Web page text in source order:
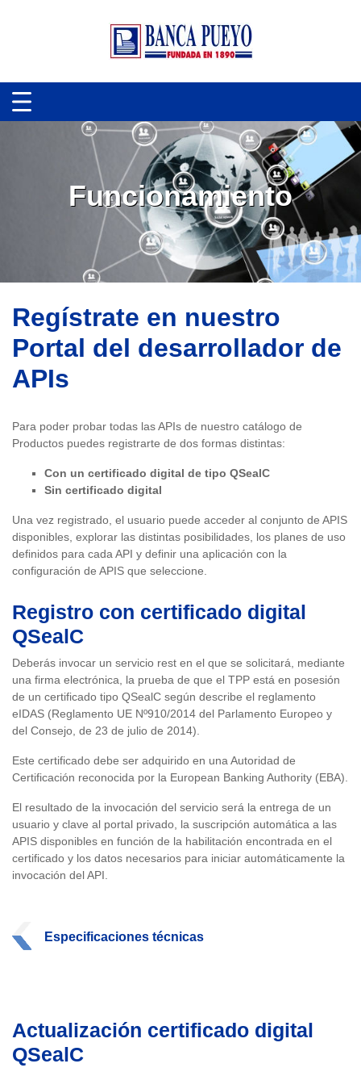
Funcionamiento
Regístrate en nuestro
Portal del desarrollador de
APIs
Para poder probar todas las APIs de nuestro catálogo de
Productos puedes registrarte de dos formas distintas:
Con un certificado digital de tipo QSealC
Sin certificado digital
Una vez registrado, el usuario puede acceder al conjunto de APIS
disponibles, explorar las distintas posibilidades, los planes de uso
definidos para cada API y definir una aplicación con la
configuración de APIS que seleccione.
Registro con certificado digital
QSealC
Deberás invocar un servicio rest en el que se solicitará, mediante
una firma electrónica, la prueba de que el TPP está en posesión
de un certificado tipo QSealC según describe el reglamento
eIDAS (Reglamento UE Nº910/2014 del Parlamento Europeo y
del Consejo, de 23 de julio de 2014).
Este certificado debe ser adquirido en una Autoridad de
Certificación reconocida por la European Banking Authority (EBA).
El resultado de la invocación del servicio será la entrega de un
usuario y clave al portal privado, la suscripción automática a las
APIS disponibles en función de la habilitación encontrada en el
certificado y los datos necesarios para iniciar automáticamente la
invocación del API.
Especificaciones técnicas
Actualización certificado digital
QSealC